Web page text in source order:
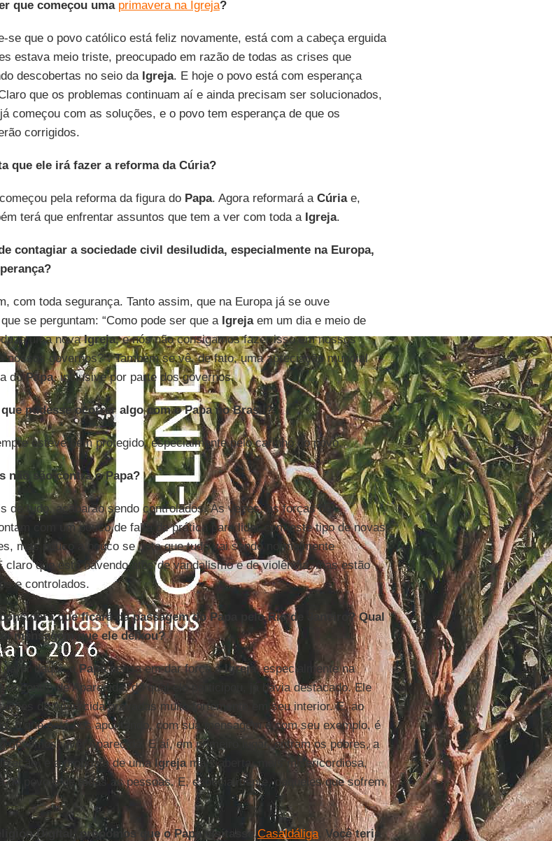
que começou uma primavera na Igreja?
se que o povo católico está feliz novamente, está com a cabeça erguida
estava meio triste, preocupado em razão de todas as crises que
descobertas no seio da Igreja. E hoje o povo está com esperança
que os problemas continuam aí e ainda precisam ser solucionados,
começou com as soluções, e o povo tem esperança de que os
corrigidos.
que ele irá fazer a reforma da Cúria?
pela reforma da figura do Papa. Agora reformará a Cúriae,
terá que enfrentar assuntos que tem a ver com toda a Igreja.
contagiar a sociedade civil desiludida, especialmente na Europa,
com toda segurança. Tanto assim, que na Europa já se ouve
se perguntam: “Como pode ser que a Igrejaem um dia e meio de
uma novaIgreja, e nós não consigamos fazer isso em nossos
nossos governos?”. Também se vê, de fato, uma apreciação mundial
doPapa, inclusive por parte dos governos.
pudesse ocorrer algo com o Papa no Brasil?
esteve bem protegido, especialmente pelo carinho do povo.
não são contra o Papa?
de tudo, acabarão sendo controlados. Às vezes, as forças de
com um pouco de falta de prática para lidar com este tipo de novas
mas pouco a pouco se nota que tudo vai sendo normalmente
claro que está havendo atos de vandalismo e de violência, mas estão
e controlados.
que ficará da passagem do Papa pelo Rio de Janeiro? Qual
mensagem que ele deixou?
partir daqui, oPapapensa em dar força àIgreja , especialmente na
encontro de Aparecida, do qual ele participou, já havia destacado. Ele
de Aparecida gravadas muito fortemente em seu interior. E, ao
o que está nos apontando, com sua mensagem e com seu exemplo, é
devemos viver Aparecida. E aí, em primeiro lugar, entram os pobres, a
e a proposta de umaIgrejamais aberta, mais misericordiosa,
do povo e de todas as pessoas. E, especialmente, daqueles que sofrem,
Digital, propomos que o Papa visitasseCasaldáliga. Você teria